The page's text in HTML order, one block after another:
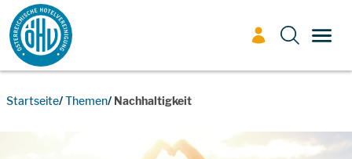
Zum Inhalt
Startseite Themen Nachhaltigkeit